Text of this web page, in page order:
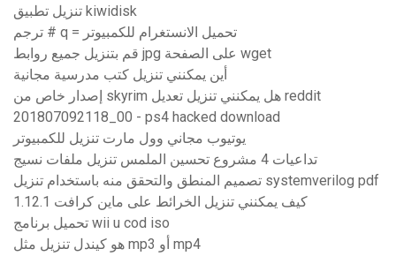
تنزيل تطبيق kiwidisk
ترجم # q = تحميل الانستغرام للكمبيوتر
قم بتنزيل جميع روابط jpg على الصفحة wget
أين يمكنني تنزيل كتب مدرسية مجانية
إصدار خاص من skyrim هل يمكنني تنزيل تعديل reddit
201807092118_00 - ps4 hacked download
يوتيوب مجاني وول مارت تنزيل للكمبيوتر
تداعيات 4 مشروع تحسين الملمس تنزيل ملفات نسيج
تصميم المنطق والتحقق منه باستخدام تنزيل systemverilog pdf
كيف يمكنني تنزيل الخرائط على ماين كرافت 1.12.1
تحميل برنامج wii u cod iso
هو كيندل تنزيل مثل mp3 أو mp4